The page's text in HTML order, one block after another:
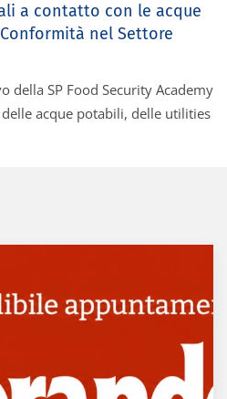
a contatto con le acque
nel Settore
della SP Food Security Academy
acque potabili, delle utilities